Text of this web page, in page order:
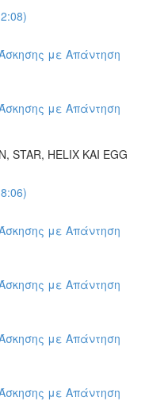
με Απάντηση
με Απάντηση
HELIX ΚΑΙ EGG
με Απάντηση
με Απάντηση
με Απάντηση
με Απάντηση